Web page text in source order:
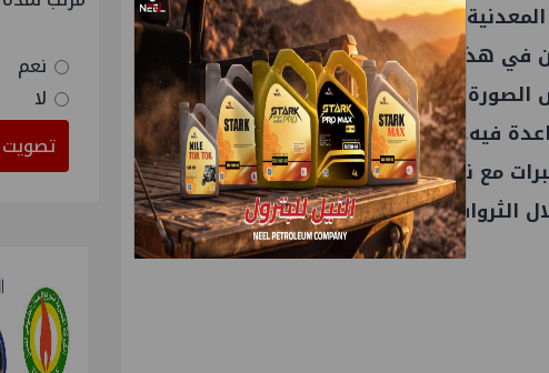
المصرية في الأتي:
في هذا المؤتمر في سياق سَعي وزارة
الصورة المشرقة لقطاع التعدين في مصر،
فيه.
مع نظراء أفارقة ودوليين، ولبحث أساليب
الثروات المعدنية بما يتوافق مع رؤية مصر
نعم
لا
تصويت